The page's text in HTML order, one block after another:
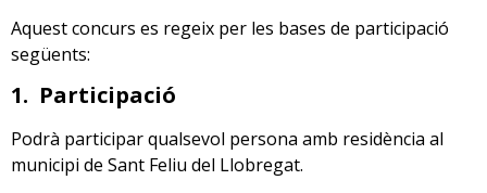
Aquest concurs es regeix per les bases de participació
següents:
1. Participació
Podrà participar qualsevol persona amb residència al
municipi de Sant Feliu del Llobregat.